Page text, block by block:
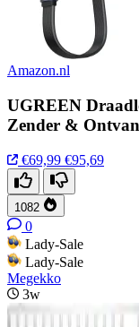
Amazon.nl
UGREEN
Zender &
€69,99 €95,69
1082
0
Lady-Sale
Lady-Sale
Megekko
3w